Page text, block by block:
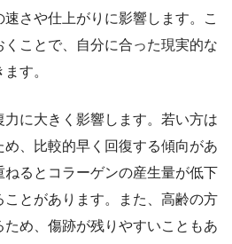
さや仕上がりに影響します。こ
ことで、自分に合った現実的な
す。
力に大きく影響します。若い方は
、比較的早く回復する傾向があ
ねるとコラーゲンの産生量が低下
ことがあります。また、高齢の方
め、傷跡が残りやすいこともあ